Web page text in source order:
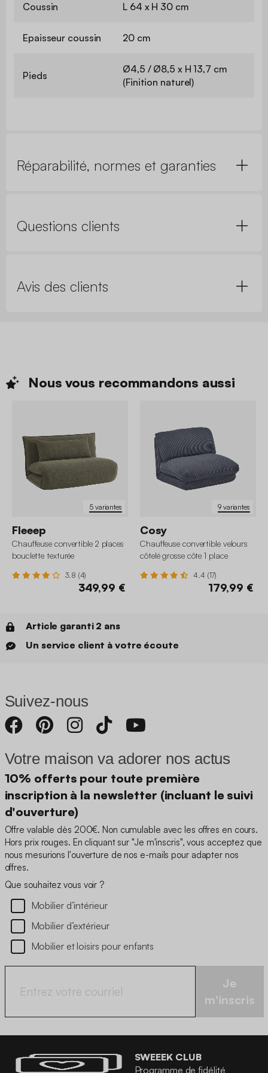
Coussin L 64 x H 30 cm
Epaisseur coussin 20 cm
Pieds
Ø4,5 / Ø8,5 x H 13,7 cm
(Finition naturel)
Réparabilité, normes et garanties
Questions clients
Avis des clients
Nous vous recommandons aussi
5 variantes
Fleeep
Chauffeuse convertible 2 places
bouclette texturée
3.8 (4)
349,99 €
9 variantes
Cosy
Chauffeuse convertible velours
côtelé grosse côte 1 place
4.4 (17)
179,99 €
Article garanti 2 ans
Un service client à votre écoute
Suivez-nous
Votre maison va adorer nos actus
10% offerts pour toute première
inscription à la newsletter (incluant le suivi
d'ouverture)
Offre valable dès 200€. Non cumulable avec les offres en cours.
Hors prix rouges. En cliquant sur "Je m'inscris", vous acceptez que
nous mesurions l'ouverture de nos e-mails pour adapter nos
offres.
Que souhaitez vous voir ?
Mobilier d’intérieur
Mobilier d’extérieur
Mobilier et loisirs pour enfants
Je
m'inscris
SWEEEK CLUB
Programme de fidélité